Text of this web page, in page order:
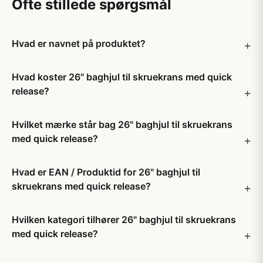
Ofte stillede spørgsmål
Hvad er navnet på produktet?
Hvad koster 26" baghjul til skruekrans med quick
release?
Hvilket mærke står bag 26" baghjul til skruekrans
med quick release?
Hvad er EAN / Produktid for 26" baghjul til
skruekrans med quick release?
Hvilken kategori tilhører 26" baghjul til skruekrans
med quick release?